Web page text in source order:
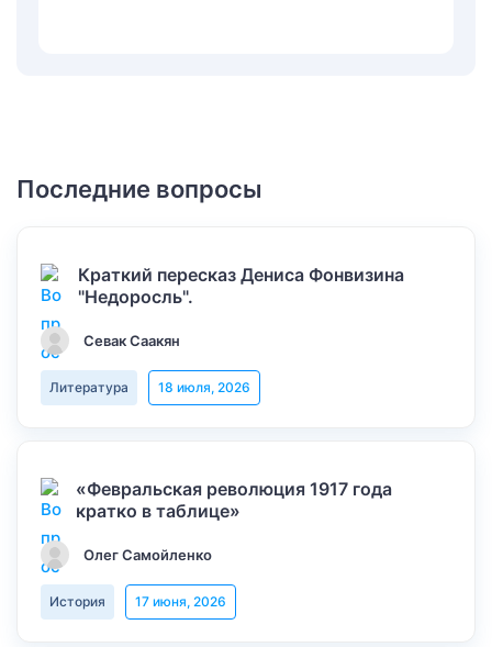
Последние вопросы
Краткий пересказ Дениса Фонвизина
"Недоросль".
Севак Саакян
Литература 18 июля, 2026
«Февральская революция 1917 года
кратко в таблице»
Олег Самойленко
История 17 июня, 2026